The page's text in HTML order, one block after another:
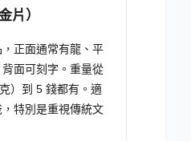
片）
正面通常有龍、平
面可刻字。重量從
）到 5 錢都有。適
特別是重視傳統文